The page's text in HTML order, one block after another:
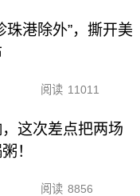
珠港除外”，撕开美
阅读 11011
这次差点把两场
！
阅读 8856